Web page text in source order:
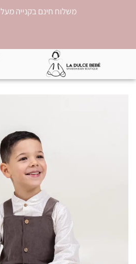
משלוח חינם בקנייה מעל 399 ש"ח!